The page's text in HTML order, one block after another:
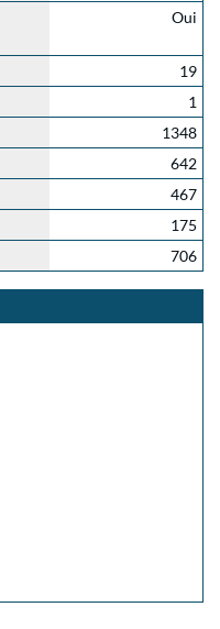
Oui
19
1
1348
642
467
175
706